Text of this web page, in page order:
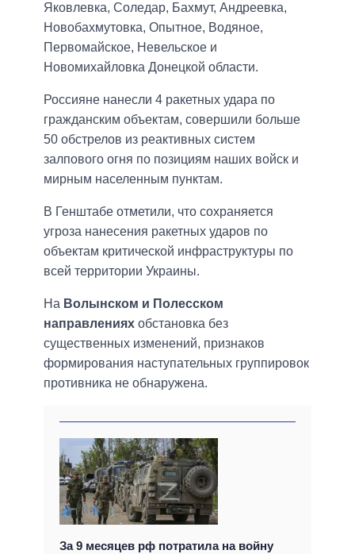
Яковлевка, Соледар, Бахмут, Андреевка,
Новобахмутовка, Опытное, Водяное,
Первомайское, Невельское и
Новомихайловка Донецкой области.
Россияне нанесли 4 ракетных удара по
гражданским объектам, совершили больше
50 обстрелов из реактивных систем
залпового огня по позициям наших войск и
мирным населенным пунктам.
В Генштабе отметили, что сохраняется
угроза нанесения ракетных ударов по
объектам критической инфраструктуры по
всей территории Украины.
На Волынском и Полесском
направлениях обстановка без
существенных изменений, признаков
формирования наступательных группировок
противника не обнаружена.
За 9 месяцев рф потратила на войну